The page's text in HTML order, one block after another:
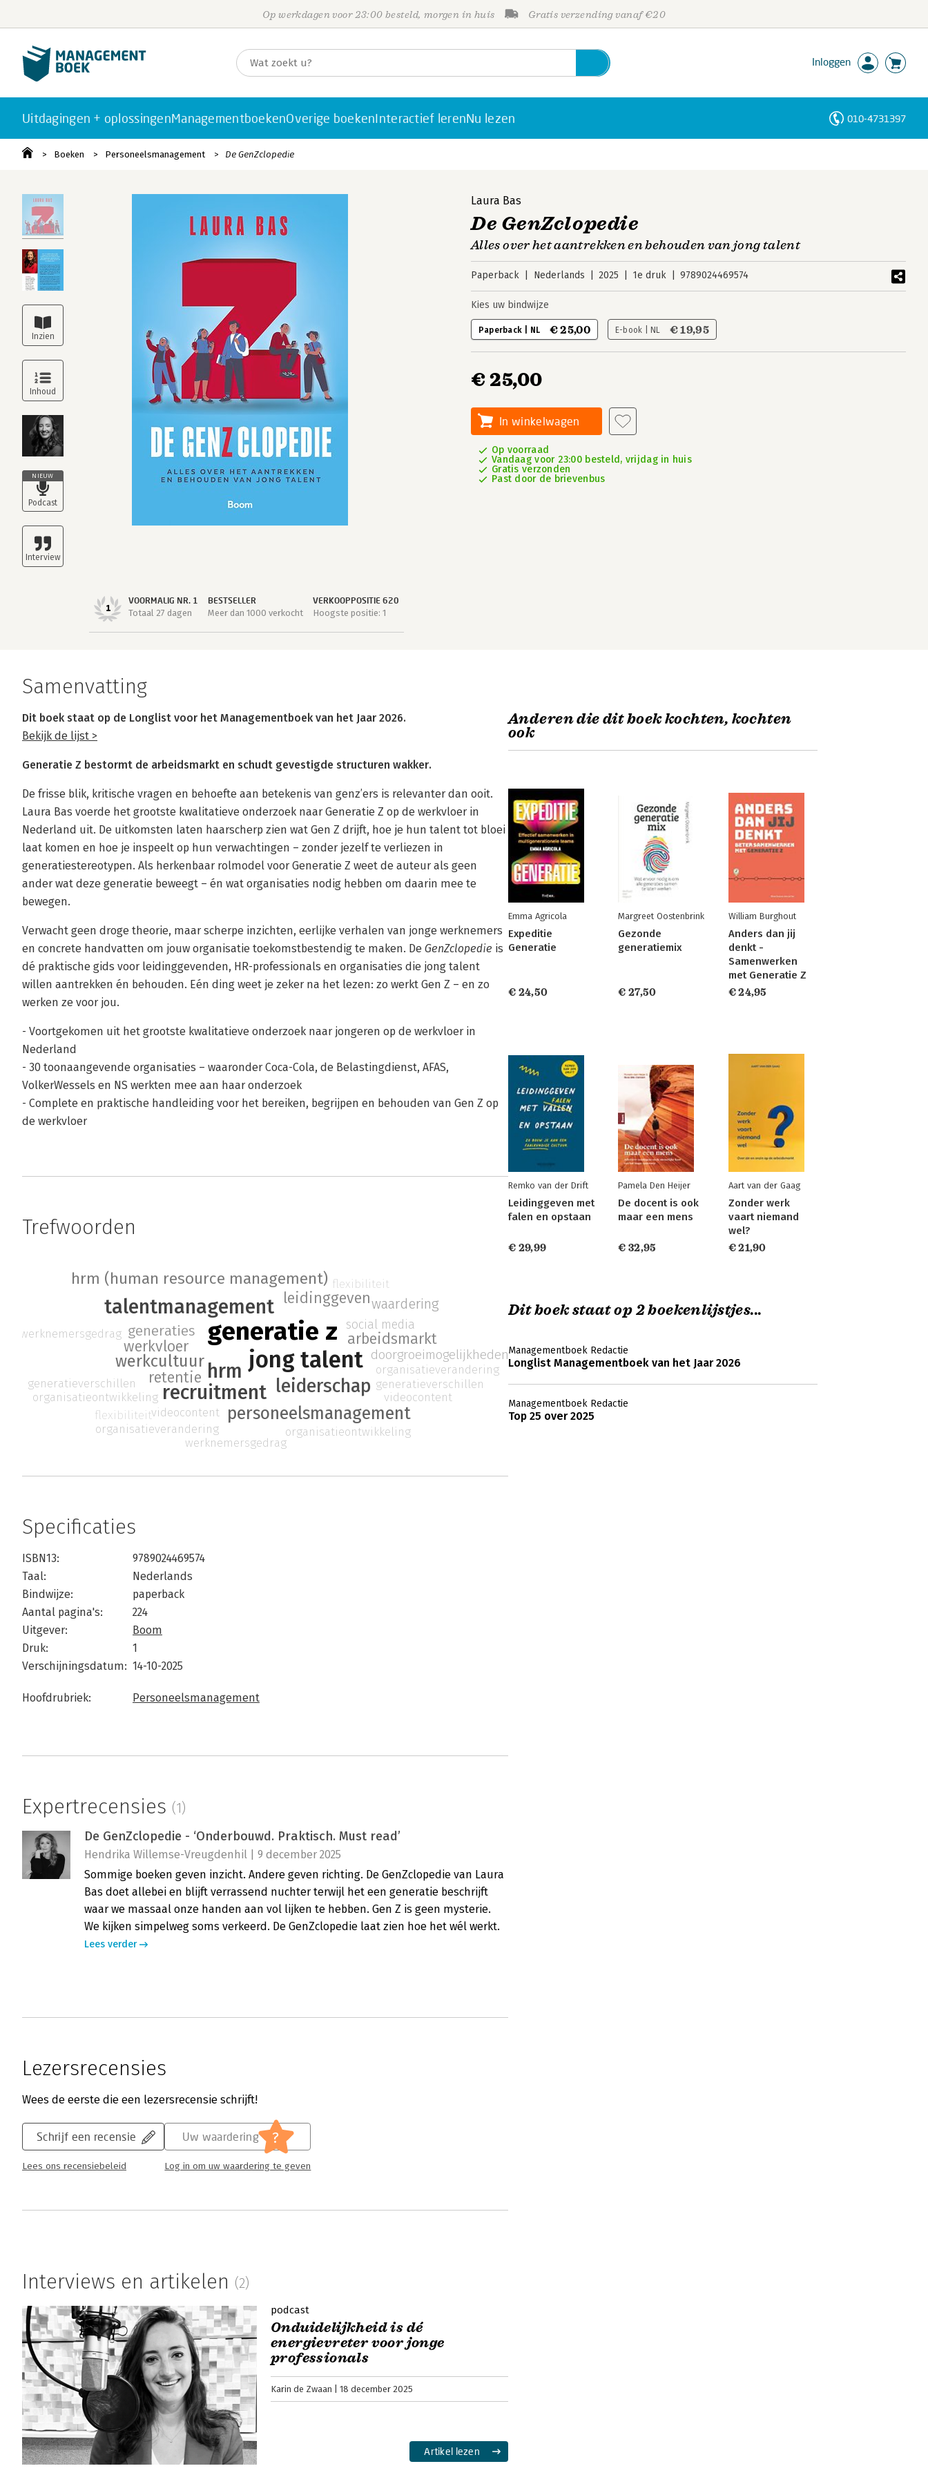
Op werkdagen voor 23:00 besteld, morgen in huis Gratis verzending vanaf €20
Inloggen
Uitdagingen + oplossingenManagementboekenOverige boekenInteractief lerenNu lezen 010-4731397
Boeken Personeelsmanagement De GenZclopedie
NIEUW
1
VOORMALIG NR. 1
Totaal 27 dagen
BESTSELLER
Meer dan 1000 verkocht
VERKOOPPOSITIE 620
Hoogste positie: 1
Laura Bas
De GenZclopedie
Alles over het aantrekken en behouden van jong talent
Paperback Nederlands 2025 1e druk 9789024469574
Kies uw bindwijze
Paperback | NL € 25,00 E-book | NL € 19,95
€ 25,00
In winkelwagen
Op voorraad
Vandaag voor 23:00 besteld, vrijdag in huis
Gratis verzonden
Past door de brievenbus
Samenvatting
Dit boek staat op de Longlist voor het Managementboek van het Jaar 2026.
Bekijk de lijst >
Generatie Z bestormt de arbeidsmarkt en schudt gevestigde structuren wakker.
De frisse blik, kritische vragen en behoefte aan betekenis van genz’ers is relevanter dan ooit.
Laura Bas voerde het grootste kwalitatieve onderzoek naar Generatie Z op de werkvloer in
Nederland uit. De uitkomsten laten haarscherp zien wat Gen Z drijft, hoe je hun talent tot bloei
laat komen en hoe je inspeelt op hun verwachtingen – zonder jezelf te verliezen in
generatiestereotypen. Als herkenbaar rolmodel voor Generatie Z weet de auteur als geen
ander wat deze generatie beweegt – én wat organisaties nodig hebben om daarin mee te
bewegen.
Verwacht geen droge theorie, maar scherpe inzichten, eerlijke verhalen van jonge werknemers
en concrete handvatten om jouw organisatie toekomstbestendig te maken. De GenZclopedie is
dé praktische gids voor leidinggevenden, HR-professionals en organisaties die jong talent
willen aantrekken én behouden. Eén ding weet je zeker na het lezen: zo werkt Gen Z – en zo
werken ze voor jou.
- Voortgekomen uit het grootste kwalitatieve onderzoek naar jongeren op de werkvloer in
Nederland
- 30 toonaangevende organisaties – waaronder Coca-Cola, de Belastingdienst, AFAS,
VolkerWessels en NS werkten mee aan haar onderzoek
- Complete en praktische handleiding voor het bereiken, begrijpen en behouden van Gen Z op
de werkvloer
Trefwoorden
generatie z
jong talent
leiderschap
talentmanagement
recruitment
hrm
personeelsmanagement
werkcultuur
leidinggeven
arbeidsmarkt
retentie
werkvloer
hrm (human resource management)
generaties social media
doorgroeimogelijkheden
waardering
organisatieverandering
organisatieontwikkeling
generatieverschillen
werknemersgedrag
videocontent
flexibiliteit
organisatieverandering
organisatieontwikkeling
generatieverschillen
werknemersgedrag
videocontent
flexibiliteit
Specificaties
ISBN13:
9789024469574
Taal:
Nederlands
Bindwijze:
paperback
Aantal pagina's:
224
Uitgever:
Boom
Druk:
1
Verschijningsdatum: 14-10-2025
Hoofdrubriek: Personeelsmanagement
Expertrecensies (1)
De GenZclopedie - ‘Onderbouwd. Praktisch. Must read’
Hendrika Willemse-Vreugdenhil | 9 december 2025
Sommige boeken geven inzicht. Andere geven richting. De GenZclopedie van Laura
Bas doet allebei en blijft verrassend nuchter terwijl het een generatie beschrijft
waar we massaal onze handen aan vol lijken te hebben. Gen Z is geen mysterie.
We kijken simpelweg soms verkeerd. De GenZclopedie laat zien hoe het wél werkt.
Lees verder
Lezersrecensies
Wees de eerste die een lezersrecensie schrijft!
Schrijf een recensie
Lees ons recensiebeleid
Uw waardering ?
Log in om uw waardering te geven
Interviews en artikelen (2)
podcast
Onduidelijkheid is dé
energievreter voor jonge
professionals
Karin de Zwaan 18 december 2025
Artikel lezen
Anderen die dit boek kochten, kochten
ook
Emma Agricola
Expeditie
Generatie
€ 24,50
Margreet Oostenbrink
Gezonde
generatiemix
€ 27,50
William Burghout
Anders dan jij
denkt -
Samenwerken
met Generatie Z
€ 24,95
Remko van der Drift
Leidinggeven met
falen en opstaan
€ 29,99
Pamela Den Heijer
De docent is ook
maar een mens
€ 32,95
Aart van der Gaag
Zonder werk
vaart niemand
wel?
€ 21,90
Dit boek staat op 2 boekenlijstjes...
Managementboek Redactie
Longlist Managementboek van het Jaar 2026
Managementboek Redactie
Top 25 over 2025
Personen